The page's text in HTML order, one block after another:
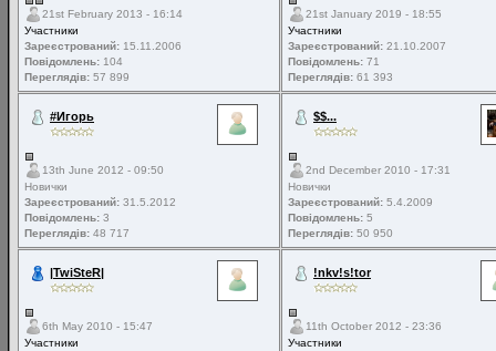
21st February 2013 - 16:14
Участники
Зареєстрований: 15.11.2006
Повідомлень: 104
Переглядів: 57 899
21st January 2019 - 18:55
Участники
Зареєстрований: 21.10.2007
Повідомлень: 71
Переглядів: 61 393
#Игорь
13th June 2012 - 09:50
Новички
Зареєстрований: 31.5.2012
Повідомлень: 3
Переглядів: 48 717
$$...
2nd December 2010 - 17:31
Новички
Зареєстрований: 5.4.2009
Повідомлень: 5
Переглядів: 50 950
|TwiSteR|
6th May 2010 - 15:47
Участники
!nkv!s!tor
11th October 2012 - 23:36
Участники